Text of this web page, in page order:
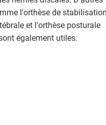
l'orthèse de
et l'orthèse posturale
également utiles.